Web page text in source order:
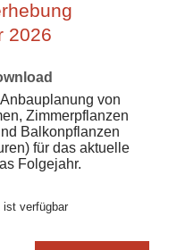
2026
von
Zimmerpflanzen
Balkonpflanzen
für das aktuelle
Folgejahr.
ist verfügbar